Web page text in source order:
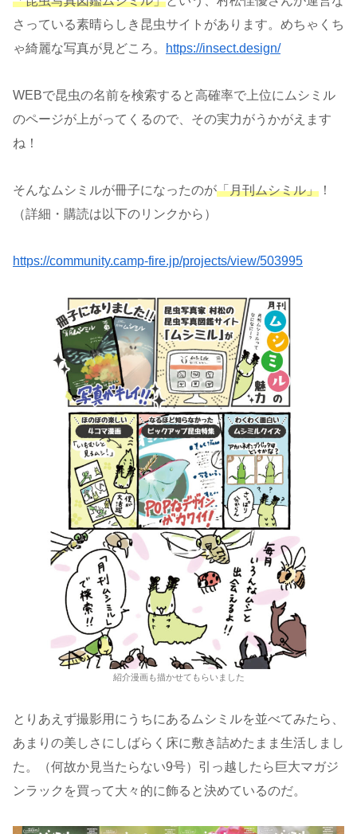
さっている素晴らしき昆虫サイトがあります。めちゃくち
ゃ綺麗な写真が見どころ。
https://insect.design/
WEBで昆虫の名前を検索すると高確率で上位にムシミル
のページが上がってくるので、その実力がうかがえます
ね！
そんなムシミルが冊子になったのが「月刊ムシミル」 ！
（詳細・購読は以下のリンクから）
https://community.camp-fire.jp/projects/view/503995
紹介漫画も描かせてもらいました
とりあえず撮影用にうちにあるムシミルを並べてみたら、
あまりの美しさにしばらく床に敷き詰めたまま生活しまし
た。（何故か見当たらない9号）引っ越したら巨大マガジ
ンラックを買って大々的に飾ると決めているのだ。